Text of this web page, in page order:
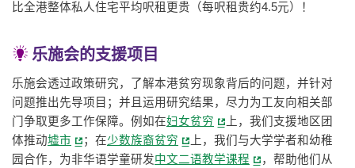
比全港整体私人住宅平均呎租更贵（每呎租贵约4.5元）！
乐施会的支援项目
乐施会透过政策研究，了解本港贫穷现象背后的问题，并针对
问题推出先导项目；并且运用研究结果，尽力为工友向相关部
门争取更多工作保障。例如在妇女贫穷
上，我们支援地区团
体推动墟市 ；在少数族裔贫穷
上，我们与大学学者和幼稚
园合作，为非华语学童研发中文二语教学课程
，帮助他们从